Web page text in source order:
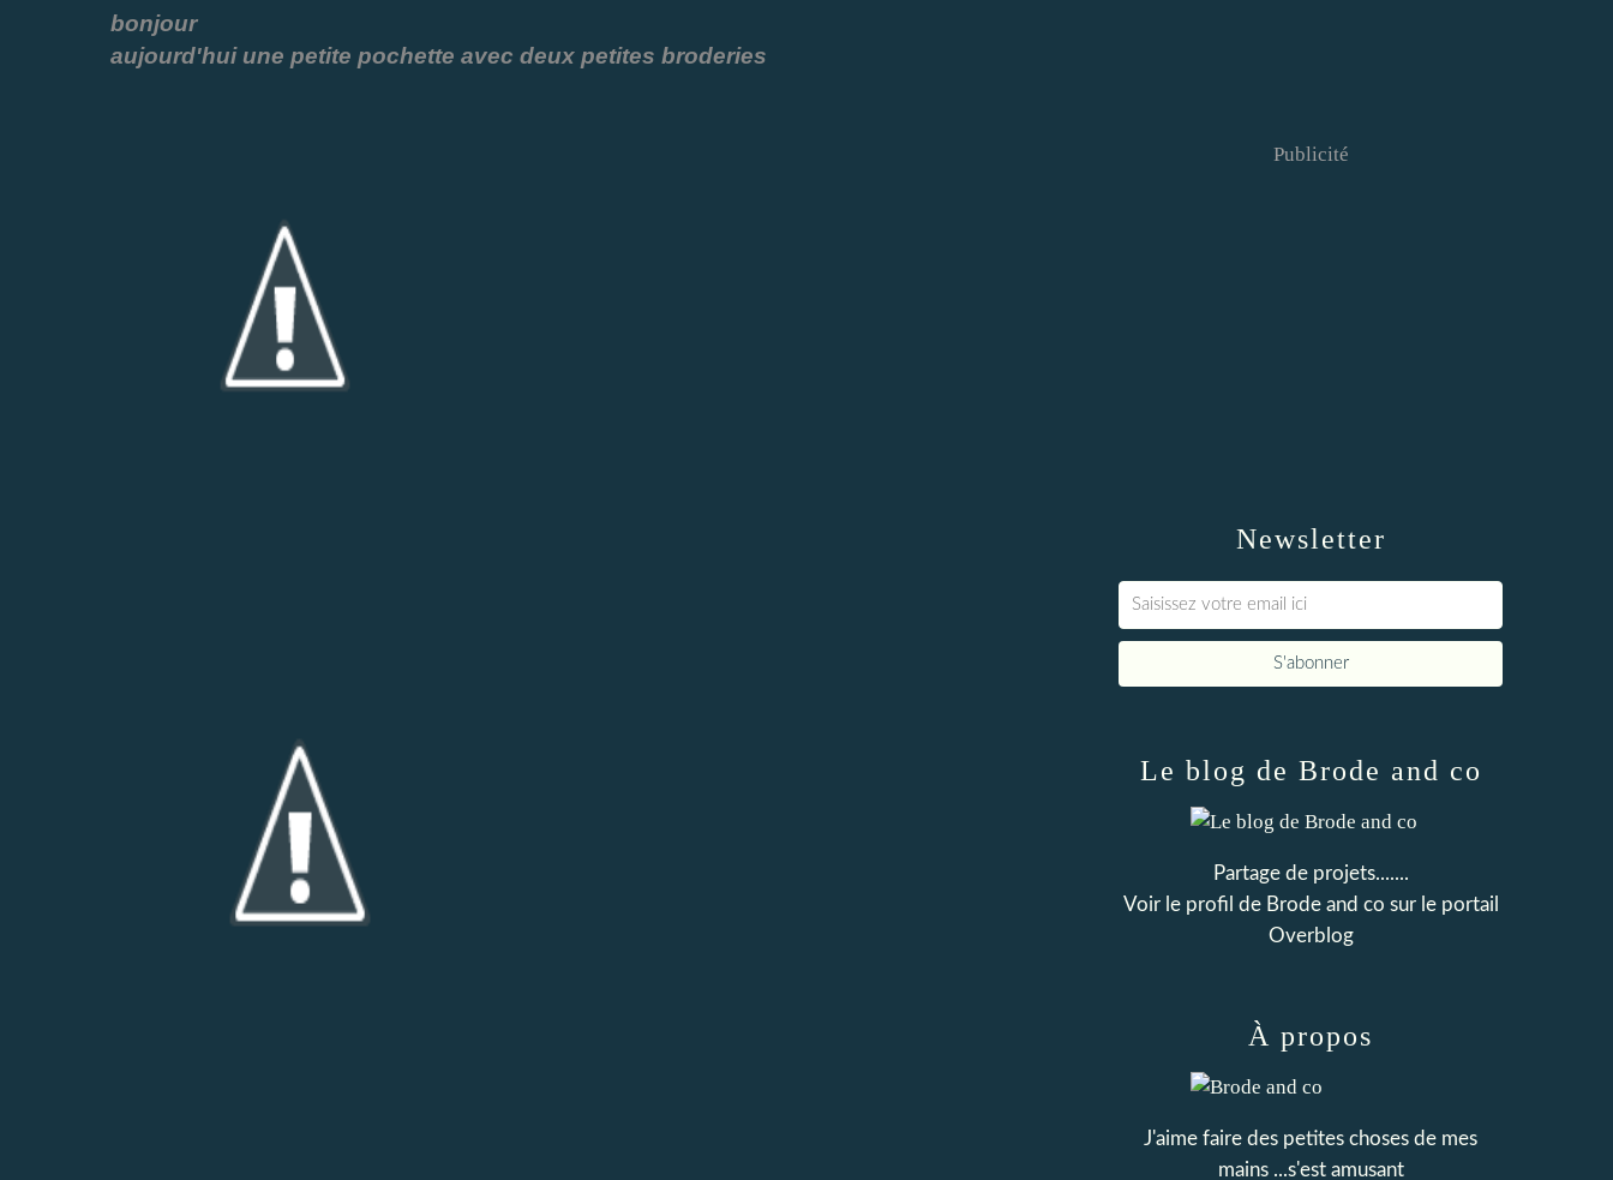
bonjour
aujourd'hui une petite pochette avec deux petites broderies
Newsletter
Publicité
Le blog de Brode and co
Partage de projets.......
Voir le profil de Brode and co sur le portail
Overblog
À propos
J'aime faire des petites choses de mes
mains ...s'est amusant